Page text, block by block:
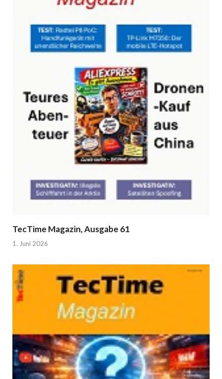
TecTime Magazin, Ausgabe 61
1. Juni 2026